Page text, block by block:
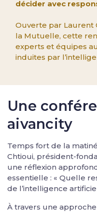
décider avec
Ouverte par Laurent
la Mutuelle, cette
experts et équipes
induites par
Une
aivancity
Temps fort de la
Chtioui, président-
une réflexion
essentielle : « Quelle
de l’intelligence
À travers une